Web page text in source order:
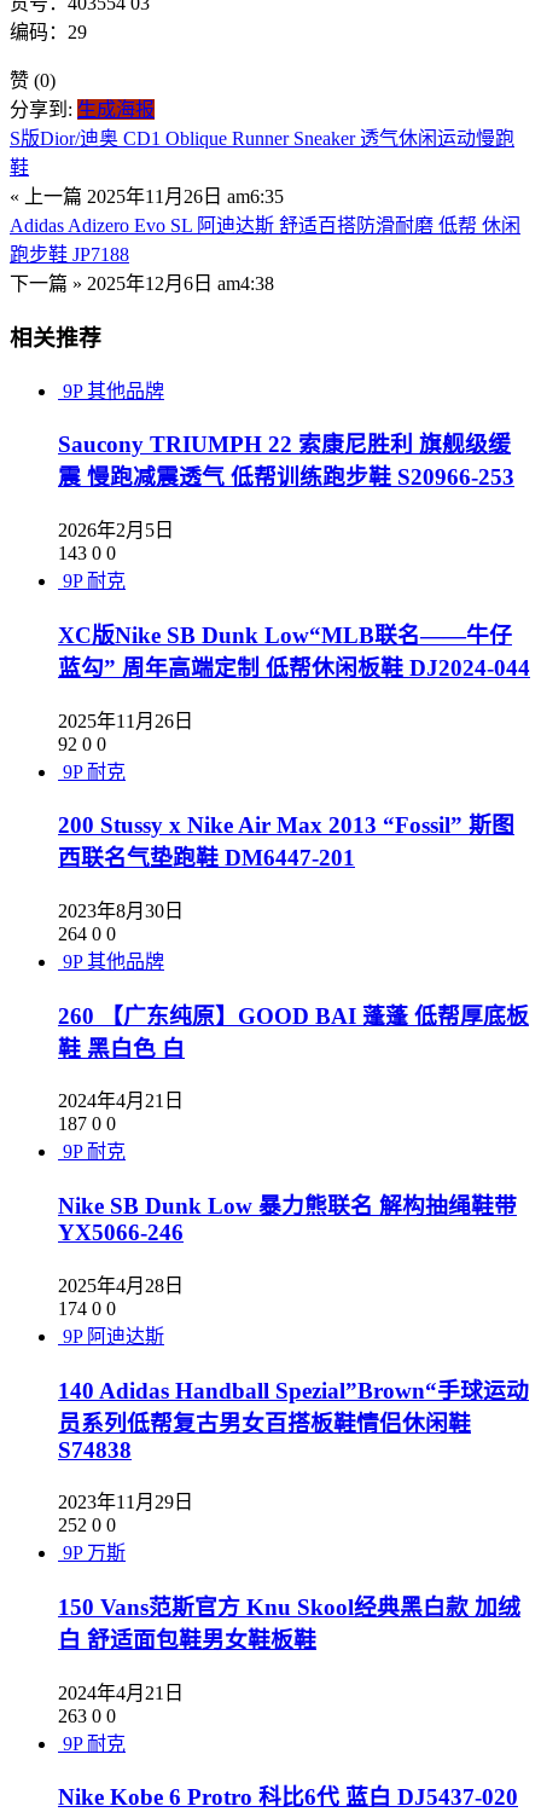
编码：29
赞 (0)
分享到: 生成海报
S版Dior/迪奥 CD1 Oblique Runner Sneaker 透气休闲运动慢跑
鞋
« 上一篇 2025年11月26日 am6:35
Adidas Adizero Evo SL 阿迪达斯 舒适百搭防滑耐磨 低帮 休闲
跑步鞋 JP7188
下一篇 » 2025年12月6日 am4:38
相关推荐
9P 其他品牌
Saucony TRIUMPH 22 索康尼胜利 旗舰级缓
震 慢跑减震透气 低帮训练跑步鞋 S20966-253
2026年2月5日
143 0 0
9P 耐克
XC版Nike SB Dunk Low“MLB联名——牛仔
蓝勾” 周年高端定制 低帮休闲板鞋 DJ2024-044
2025年11月26日
92 0 0
9P 耐克
200 Stussy x Nike Air Max 2013 “Fossil” 斯图
西联名气垫跑鞋 DM6447-201
2023年8月30日
264 0 0
9P 其他品牌
260 【广东纯原】GOOD BAI 蓬蓬 低帮厚底板
鞋 黑白色 白
2024年4月21日
187 0 0
9P 耐克
Nike SB Dunk Low 暴力熊联名 解构抽绳鞋带
YX5066-246
2025年4月28日
174 0 0
9P 阿迪达斯
140 Adidas Handball Spezial”Brown“手球运动
员系列低帮复古男女百搭板鞋情侣休闲鞋
S74838
2023年11月29日
252 0 0
9P 万斯
150 Vans范斯官方 Knu Skool经典黑白款 加绒
白 舒适面包鞋男女鞋板鞋
2024年4月21日
263 0 0
9P 耐克
Nike Kobe 6 Protro 科比6代 蓝白 DJ5437-020